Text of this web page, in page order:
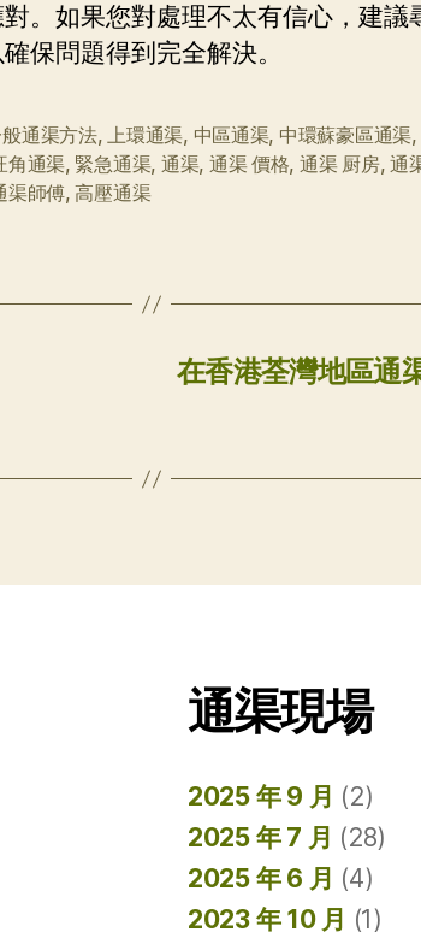
。如果您對處理不太有信心，建議
保問題得到完全解決。
通渠方法,上環通渠, 中區通渠, 中環蘇豪區通渠,
角通渠, 緊急通渠, 通渠, 通渠 價格, 通渠 厨房,通
渠師傅,高壓通渠
在香港荃灣地區通
通渠現場
2025 年 9 月 (2)
2025 年 7 月 (28)
2025 年 6 月 (4)
2023 年 10 月 (1)